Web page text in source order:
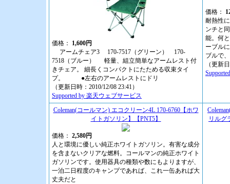
価格： 1,600円
アームチェア3 170-7517（グリーン） 170-
7518（ブルー） 軽量、組立簡単なアームレスト付
きチェア。 細長くコンパクトにたためる収束タイ
プ。 ●左右のアームレストにドリ
（更新日時：2010/12/08 23:41）
Supported by 楽天ウェブサービス
価格：
耐熱性
ンチと
能。何
ーブル
ブルで、
（更新
Coleman(コールマン) エコクリーン4L 170-6760【ホワ
イトガソリン】【PNT5】
価格： 2,580円
人と環境に優しい純正ホワイトガソリン。有害な成分
を含まないクリアな燃料。コールマンの純正ホワイト
ガソリンです。使用器具の種類や数にもよりますが、
一泊二日程度のキャンプであれば、これ一缶あれば大
丈夫だと
リルグ